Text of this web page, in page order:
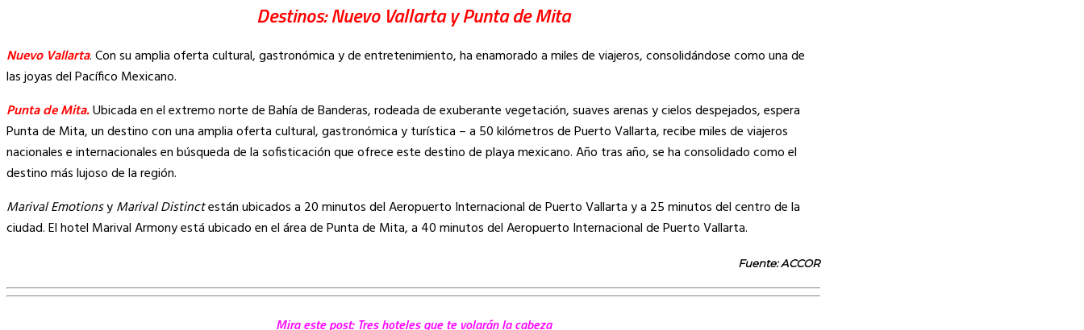
Destinos: Nuevo Vallarta y Punta de Mita
Nuevo Vallarta. Con su amplia oferta cultural, gastronómica y de entretenimiento, ha enamorado a miles de viajeros, consolidándose como una de
las joyas del Pacífico Mexicano.
Punta de Mita.Ubicada en el extremo norte de Bahía de Banderas, rodeada de exuberante vegetación, suaves arenas y cielos despejados, espera
Punta de Mita, un destino con una amplia oferta cultural, gastronómica y turística – a 50 kilómetros de Puerto Vallarta, recibe miles de viajeros
nacionales e internacionales en búsqueda de la sofisticación que ofrece este destino de playa mexicano. Año tras año, se ha consolidado como el
destino más lujoso de la región.
Marival EmotionsyMarival Distinctestán ubicados a 20 minutos del Aeropuerto Internacional de Puerto Vallarta y a 25 minutos del centro de la
ciudad. El hotel Marival Armony está ubicado en el área de Punta de Mita, a 40 minutos del Aeropuerto Internacional de Puerto Vallarta.
Fuente: ACCOR
Mira este post: Tres hoteles que te volarán la cabeza